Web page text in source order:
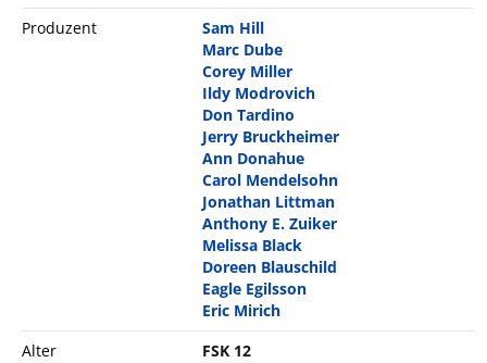
Produzent
Sam Hill
Marc Dube
Corey Miller
Ildy Modrovich
Don Tardino
Jerry Bruckheimer
Ann Donahue
Carol Mendelsohn
Jonathan Littman
Anthony E. Zuiker
Melissa Black
Doreen Blauschild
Eagle Egilsson
Eric Mirich
Alter
FSK 12